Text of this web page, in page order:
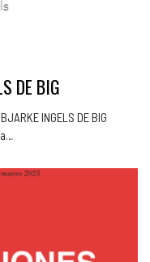
DE BIG
INGELS DE BIG